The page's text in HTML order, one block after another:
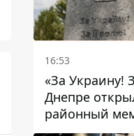
16:53
«За Украину!
Днепре
районный
честь